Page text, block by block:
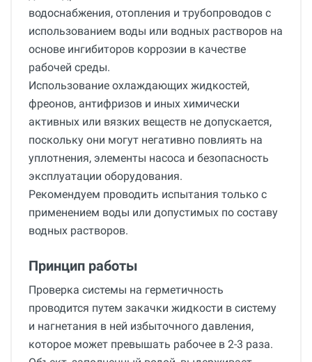
водоснабжения, отопления и трубопроводов с
использованием воды или водных растворов на
основе ингибиторов коррозии в качестве
рабочей среды.
Использование охлаждающих жидкостей,
фреонов, антифризов и иных химически
активных или вязких веществ не допускается,
поскольку они могут негативно повлиять на
уплотнения, элементы насоса и безопасность
эксплуатации оборудования.
Рекомендуем проводить испытания только с
применением воды или допустимых по составу
водных растворов.
Принцип работы
Проверка системы на герметичность
проводится путем закачки жидкости в систему
и нагнетания в ней избыточного давления,
которое может превышать рабочее в 2-3 раза.